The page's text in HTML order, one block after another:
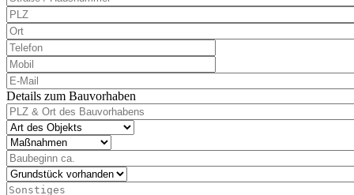
PLZ
Ort
Telefon
Mobil
E-
Mail
Details zum Bauvorhaben
PLZ
&
Ort
des
Bauvorhabens
Art
des
Objekts
Maßnahmen
Baubeginn
ca.
Grundstück
vorhanden
Sonstiges